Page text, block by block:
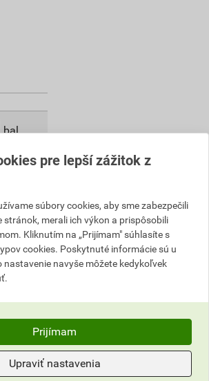
bal.
pre lepší zážitok z
súbory cookies, aby sme zabezpečili
stránok, merali ich výkon a prispôsobili
Kliknutím na „Prijímam" súhlasíte s
cookies. Poskytnuté informácie sú u
nastavenie navyše môžete kedykoľvek
Prijímam
Upraviť nastavenia